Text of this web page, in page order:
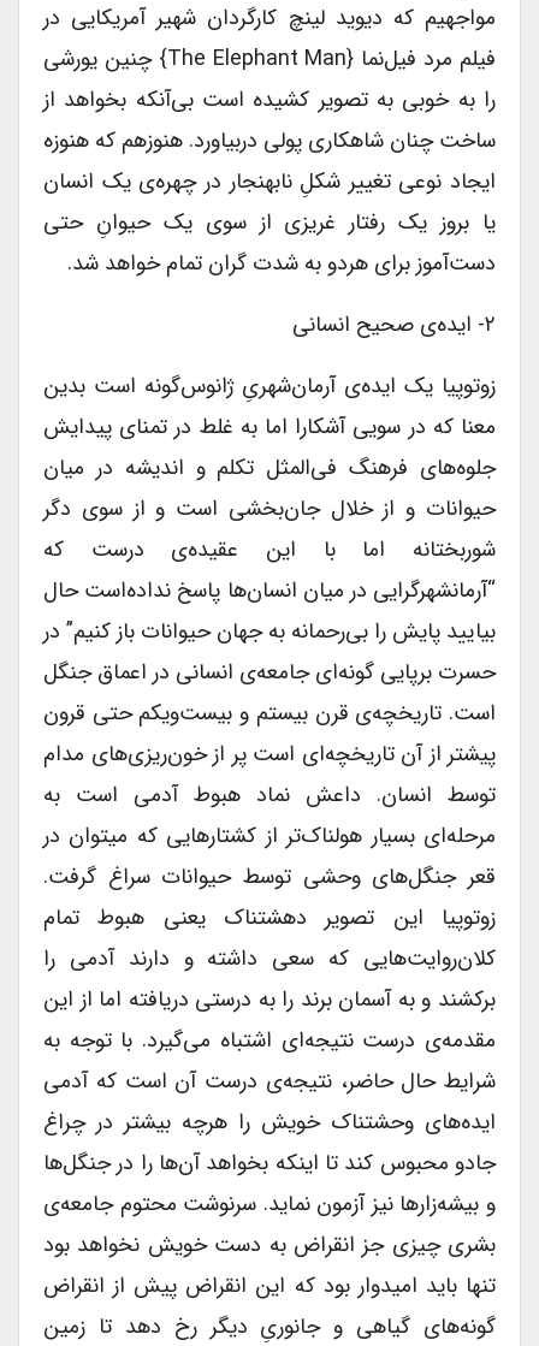
مواجهیم که دیوید لینچ کارگردان شهیر آمریکایی در
فیلم مرد فیل‌نما ‌{the Elephant Man} چنین یورشی
را به خوبی به تصویر کشیده است بی‌آنکه بخواهد از
ساخت چنان شاهکاری پولی دربیاورد. هنوزهم که هنوزه
ایجاد نوعی تغییر شکلِ نابهنجار در چهره‌ی یک انسان
یا بروز یک رفتار غریزی از سوی یک حیوانِ حتی
دست‌آموز برای هردو به شدت گران تمام خواهد شد.
زوتوپیا یک ایده‌ی آرمان‌شهریِ ژانوس‌گونه‌ است بدین
معنا که در سویی آشکارا اما به غلط در تمنای پیدایش
جلوه‌های فرهنگ فی‌المثل تکلم و اندیشه در میان
حیوانات و از خلال جان‌بخشی است و از سوی دگر
شوربختانه اما با این عقیده‌ی درست که
“آرمانشهرگرایی در میان انسان‌ها پاسخ نداده‌است حال
بیایید پایش را بی‌رحمانه به جهان حیوانات باز کنیم” در
حسرت برپایی گونه‌ای جامعه‌ی انسانی در اعماق جنگل
است. تاریخچه‌ی قرن بیستم و بیست‌ویکم حتی قرون
پیشتر از آن تاریخچه‌ای است پر از خون‌ریزی‌های مدام
توسط انسان. داعش نماد هبوط آدمی است به
مرحله‌ای بسیار هولناک‌تر از کشتارهایی که میتوان در
قعر جنگل‌های وحشی توسط حیوانات سراغ گرفت.
زوتوپیا این تصویر دهشتناک یعنی هبوط تمام
کلان‌روایت‌هایی که سعی داشته و دارند آدمی را
برکشند و به آسمان برند را به درستی دریافته اما از این
مقدمه‌ی درست نتیجه‌ای اشتباه می‌گیرد. با توجه به
شرایط حال حاضر، نتیجه‌ی درست آن است که آدمی
ایده‌های وحشتناک خویش را هرچه بیشتر در چراغ
جادو محبوس کند تا اینکه بخواهد آن‌ها را در جنگل‌ها
و بیشه‌زارها نیز آزمون نماید. سرنوشت محتوم جامعه‌ی
بشری چیزی جز انقراض به دست خویش نخواهد بود
تنها باید امیدوار بود که این انقراض پیش از انقراض
گونه‌های گیاهی و جانوریِ دیگر رخ دهد تا زمین